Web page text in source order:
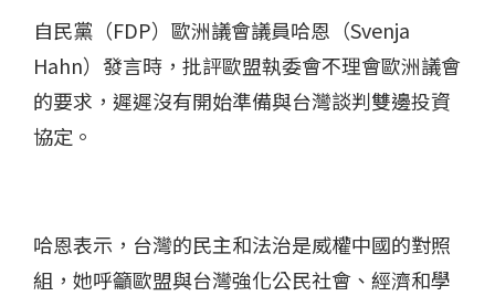
自民黨（FDP）歐洲議會議員哈恩（Svenja
Hahn）發言時，批評歐盟執委會不理會歐洲議會
的要求，遲遲沒有開始準備與台灣談判雙邊投資
協定。
哈恩表示，台灣的民主和法治是威權中國的對照
組，她呼籲歐盟與台灣強化公民社會、經濟和學